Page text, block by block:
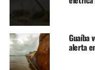
situações suspeitas.
Pimenta afirmou que
rigoroso de checagem
e que haverá
incorreto do dinheiro
Guaíba
alerta